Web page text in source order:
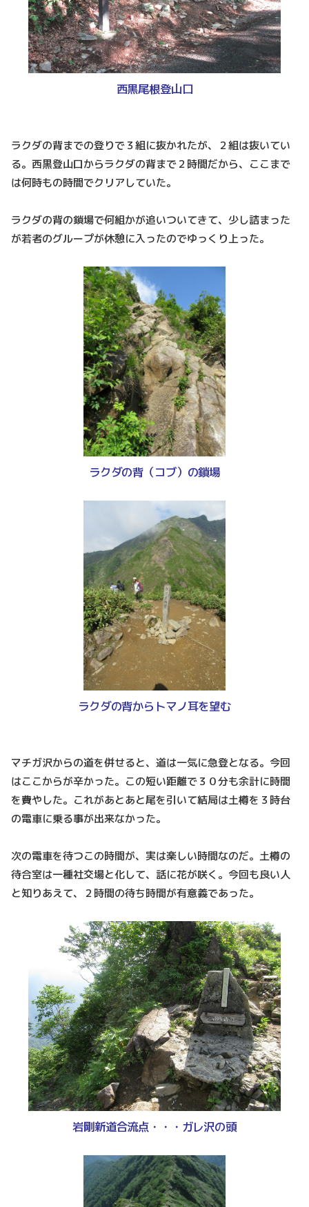
西黒尾根登山口
ラクダの背までの登りで３組に抜かれたが、２組は抜いてい
る。西黒登山口からラクダの背まで２時間だから、ここまで
は何時もの時間でクリアしていた。
ラクダの背の鎖場で何組かが追いついてきて、少し詰まった
が若者のグループが休憩に入ったのでゆっくり上った。
ラクダの背（コブ）の鎖場
ラクダの背からトマノ耳を望む
マチガ沢からの道を併せると、道は一気に急登となる。今回
はここからが辛かった。この短い距離で３０分も余計に時間
を費やした。これがあとあと尾を引いて結局は土樽を３時台
の電車に乗る事が出来なかった。
次の電車を待つこの時間が、実は楽しい時間なのだ。土樽の
待合室は一種社交場と化して、話に花が咲く。今回も良い人
と知りあえて、２時間の待ち時間が有意義であった。
岩剛新道合流点・・・ガレ沢の頭